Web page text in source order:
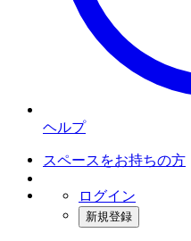
ヘルプ
スペースをお持ちの方
ログイン
新規登録